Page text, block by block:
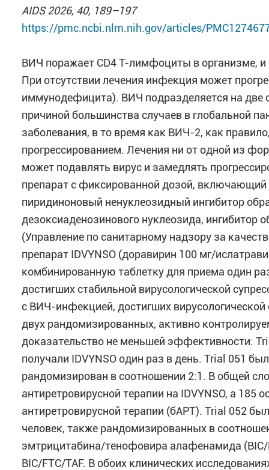
AIDS 2026, 40, 189–197
https://pmc.ncbi.nlm.nih.gov/articles/
ВИЧ поражает CD4 Т-лимфоциты в организме, и
При отсутствии лечения инфекция может
иммунодефицита). ВИЧ подразделяется на
причиной большинства случаев в глобальной
заболевания, в то время как ВИЧ-2, как
прогрессированием. Лечения ни от одной из
может подавлять вирус и замедлять
препарат с фиксированной дозой, включающий
пиридиноновый ненуклеозидный ингибитор
дезоксиаденозинового нуклеозида, ингибитор
(Управление по санитарному надзору за
препарат IDVYNSO (доравирин 100 мг/
комбинированную таблетку для приема один
достигших стабильной вирусологической
с ВИЧ-инфекцией, достигших
двух рандомизированных, активно
доказательство не меньшей эффективности:
получали IDVYNSO один раз в день. Trial 051
рандомизирован в соотношении 2:1. В общей
антиретровирусной терапии на IDVYNSO, а 185
антиретровирусной терапии (бАРТ). Trial 052
человек, также рандомизированных в
эмтрицитабина/тенофовира алафенамида (BIC/
BIC/FTC/TAF. В обоих клинических